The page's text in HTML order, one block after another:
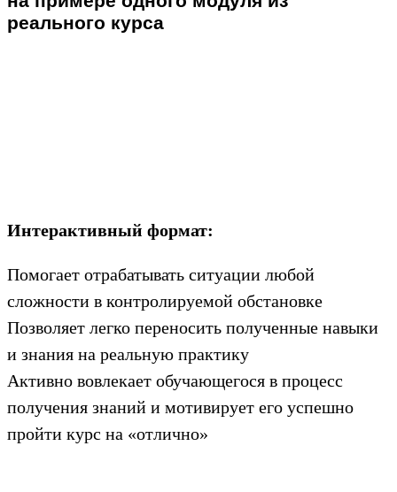
реального курса
Интерактивный формат:
Помогает отрабатывать ситуации любой
сложности в контролируемой обстановке
Позволяет легко переносить полученные навыки
и знания на реальную практику
Активно вовлекает обучающегося в процесс
получения знаний и мотивирует его успешно
пройти курс на «отлично»